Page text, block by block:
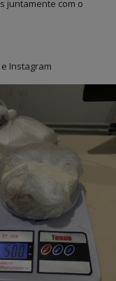
juntamente com o
Instagram